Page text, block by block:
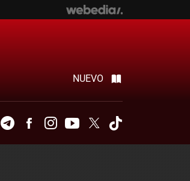
NUEVO
TelegramFacebookInstagramYoutubeTwitter